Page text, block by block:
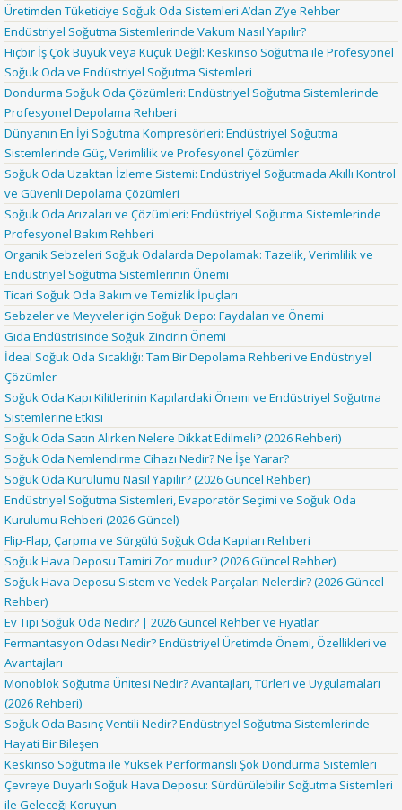
Üretimden Tüketiciye Soğuk Oda Sistemleri A’dan Z’ye Rehber
Endüstriyel Soğutma Sistemlerinde Vakum Nasıl Yapılır?
Hiçbir İş Çok Büyük veya Küçük Değil: Keskinso Soğutma ile Profesyonel
Soğuk Oda ve Endüstriyel Soğutma Sistemleri
Dondurma Soğuk Oda Çözümleri: Endüstriyel Soğutma Sistemlerinde
Profesyonel Depolama Rehberi
Dünyanın En İyi Soğutma Kompresörleri: Endüstriyel Soğutma
Sistemlerinde Güç, Verimlilik ve Profesyonel Çözümler
Soğuk Oda Uzaktan İzleme Sistemi: Endüstriyel Soğutmada Akıllı Kontrol
ve Güvenli Depolama Çözümleri
Soğuk Oda Arızaları ve Çözümleri: Endüstriyel Soğutma Sistemlerinde
Profesyonel Bakım Rehberi
Organik Sebzeleri Soğuk Odalarda Depolamak: Tazelik, Verimlilik ve
Endüstriyel Soğutma Sistemlerinin Önemi
Ticari Soğuk Oda Bakım ve Temizlik İpuçları
Sebzeler ve Meyveler için Soğuk Depo: Faydaları ve Önemi
Gıda Endüstrisinde Soğuk Zincirin Önemi
İdeal Soğuk Oda Sıcaklığı: Tam Bir Depolama Rehberi ve Endüstriyel
Çözümler
Soğuk Oda Kapı Kilitlerinin Kapılardaki Önemi ve Endüstriyel Soğutma
Sistemlerine Etkisi
Soğuk Oda Satın Alırken Nelere Dikkat Edilmeli? (2026 Rehberi)
Soğuk Oda Nemlendirme Cihazı Nedir? Ne İşe Yarar?
Soğuk Oda Kurulumu Nasıl Yapılır? (2026 Güncel Rehber)
Endüstriyel Soğutma Sistemleri, Evaporatör Seçimi ve Soğuk Oda
Kurulumu Rehberi (2026 Güncel)
Flip-Flap, Çarpma ve Sürgülü Soğuk Oda Kapıları Rehberi
Soğuk Hava Deposu Tamiri Zor mudur? (2026 Güncel Rehber)
Soğuk Hava Deposu Sistem ve Yedek Parçaları Nelerdir? (2026 Güncel
Rehber)
Ev Tipi Soğuk Oda Nedir? | 2026 Güncel Rehber ve Fiyatlar
Fermantasyon Odası Nedir? Endüstriyel Üretimde Önemi, Özellikleri ve
Avantajları
Monoblok Soğutma Ünitesi Nedir? Avantajları, Türleri ve Uygulamaları
(2026 Rehberi)
Soğuk Oda Basınç Ventili Nedir? Endüstriyel Soğutma Sistemlerinde
Hayati Bir Bileşen
Keskinso Soğutma ile Yüksek Performanslı Şok Dondurma Sistemleri
Çevreye Duyarlı Soğuk Hava Deposu: Sürdürülebilir Soğutma Sistemleri
ile Geleceği Koruyun